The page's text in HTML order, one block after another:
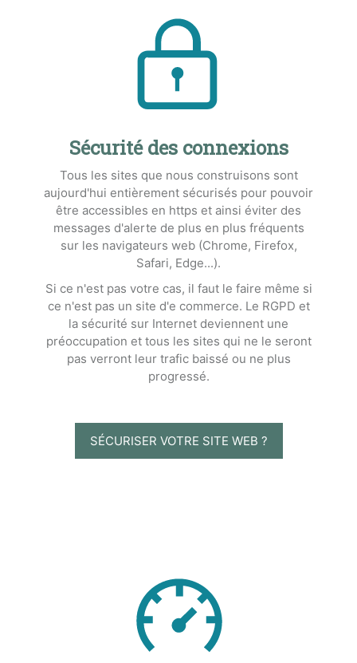
Sécurité des connexions
Tous les sites que nous construisons sont
aujourd'hui entièrement sécurisés pour pouvoir
être accessibles en https et ainsi éviter des
messages d'alerte de plus en plus fréquents
sur les navigateurs web (Chrome, Firefox,
Safari, Edge...).
Si ce n'est pas votre cas, il faut le faire même si
ce n'est pas un site d'e commerce. Le RGPD et
la sécurité sur Internet deviennent une
préoccupation et tous les sites qui ne le seront
pas verront leur trafic baissé ou ne plus
progressé.
SÉCURISER VOTRE SITE WEB ?